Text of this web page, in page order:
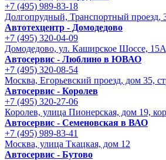
+7 (495) 989-83-18
Долгопрудный, Транспортный проезд,
Автотехцентр - Домодедово
+7 (495) 320-04-09
Домодедово, ул. Каширское Шоссе,
Автосервис - Люблино в ЮВАО
+7 (495) 320-08-54
Москва, Егорьевский проезд, дом 35,
Автосервис - Королев
+7 (495) 320-27-06
Королев, улица Пионерская, дом 19,
Автосервис - Семеновская в ВАО
+7 (495) 989-83-41
Москва, улица Ткацкая, дом 12
Автосервис - Бутово